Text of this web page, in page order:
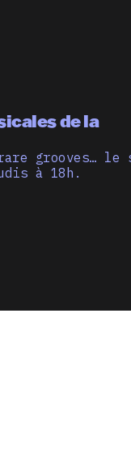
de la
grooves… le
à 18h.